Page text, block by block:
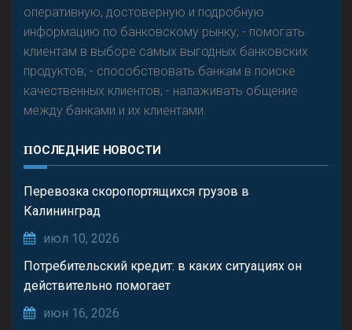
оперативную, достоверную и подробную
информацию по банковскому рынку; - помогать
клиентам в выборе самых выгодных банковских
продуктов; - способствовать банкам в поиске
качественных клиентов; - налаживать общение
между банками и их клиентами.
ПОСЛЕДНИЕ НОВОСТИ
Перевозка скоропортящихся грузов в
Калининград
июл 10, 2026
Потребительский кредит: в каких ситуациях он
действительно помогает
июн 16, 2026